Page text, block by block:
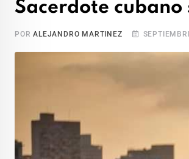
Sacerdote
PORALEJANDRO MARTINEZ